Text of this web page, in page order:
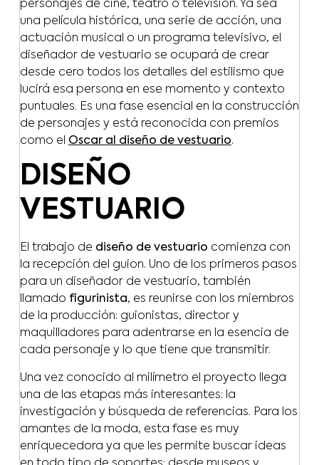
personajes de cine, teatro o televisión. Ya sea
una película histórica, una serie de acción, una
actuación musical o un programa televisivo, el
diseñador de vestuario se ocupará de crear
desde cero todos los detalles del estilismo que
lucirá esa persona en ese momento y contexto
puntuales. Es una fase esencial en la construcción
de personajes y está reconocida con premios
como el Oscar al diseño de vestuario.
DISEÑO
VESTUARIO
El trabajo de diseño de vestuario comienza con
la recepción del guion. Uno de los primeros pasos
para un diseñador de vestuario, también
llamado figurinista, es reunirse con los miembros
de la producción: guionistas, director y
maquilladores para adentrarse en la esencia de
cada personaje y lo que tiene que transmitir.
Una vez conocido al milímetro el proyecto llega
una de las etapas más interesantes: la
investigación y búsqueda de referencias. Para los
amantes de la moda, esta fase es muy
enriquecedora ya que les permite buscar ideas